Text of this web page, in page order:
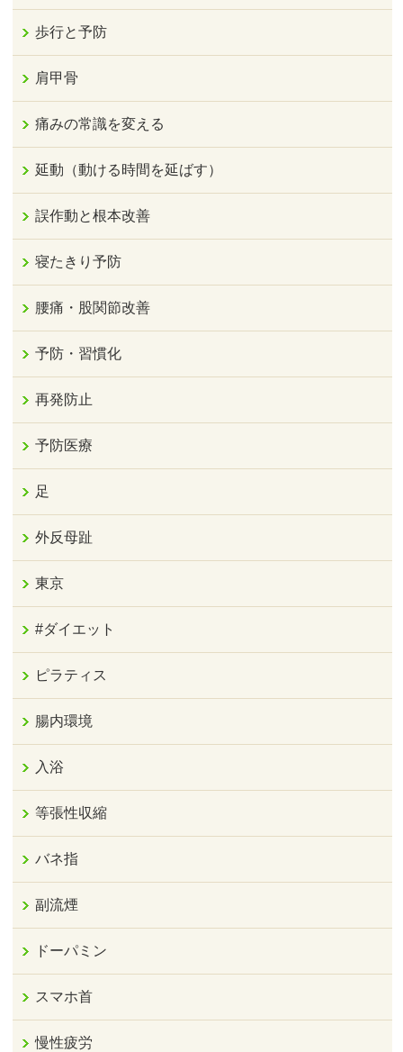
歩行と予防
肩甲骨
痛みの常識を変える
延動（動ける時間を延ばす）
誤作動と根本改善
寝たきり予防
腰痛・股関節改善
予防・習慣化
再発防止
予防医療
足
外反母趾
東京
#ダイエット
ピラティス
腸内環境
入浴
等張性収縮
バネ指
副流煙
ドーパミン
スマホ首
慢性疲労